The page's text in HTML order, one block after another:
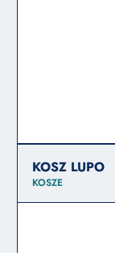
KOSZ LUPO
KOSZE